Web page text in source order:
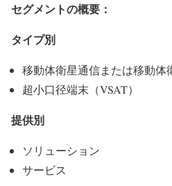
セグメントの概要：
タイプ別
移動体衛星通信または移動体
超小口径端末（VSAT）
提供別
ソリューション
サービス